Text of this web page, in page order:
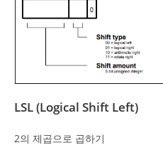
LSL (Logical Shift Left)
2의 제곱으로 곱하기